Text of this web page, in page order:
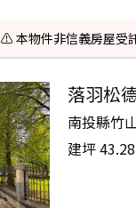
⚠️ 本物件非信義房屋受
落羽松
南投縣竹
建坪43.28